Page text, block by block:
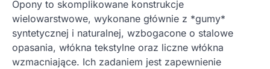
Opony to skomplikowane konstrukcje
wielowarstwowe, wykonane głównie z *gumy*
syntetycznej i naturalnej, wzbogacone o stalowe
opasania, włókna tekstylne oraz liczne włókna
wzmacniające. Ich zadaniem jest zapewnienie